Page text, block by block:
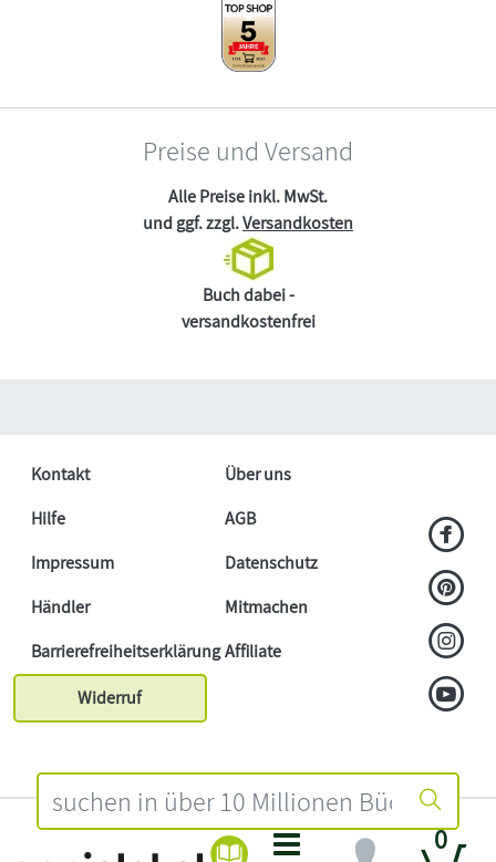
0
Preise und Versand
Alle Preise inkl. MwSt.
und ggf. zzgl.Versandkosten
Buch dabei -
versandkostenfrei
Kontakt
Über uns
Hilfe
AGB
Impressum
Datenschutz
Händler
Mitmachen
BarrierefreiheitserklärungAffiliate
Widerruf